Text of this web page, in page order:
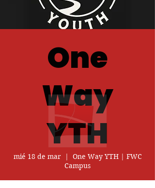
One
Way
YTH
mié 18 de mar
  |
One Way YTH | FWC
Campus